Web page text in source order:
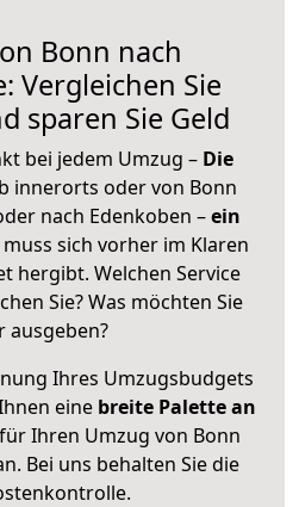
Bonn nach
Vergleichen Sie
sparen Sie Geld
bei jedem Umzug – Die
innerorts oder von Bonn
nach Edenkoben –ein
sich vorher im Klaren
hergibt. Welchen Service
Sie? Was möchten Sie
ausgeben?
Ihres Umzugsbudgets
eine breite Palette an
Ihren Umzug von Bonn
Bei uns behalten Sie die